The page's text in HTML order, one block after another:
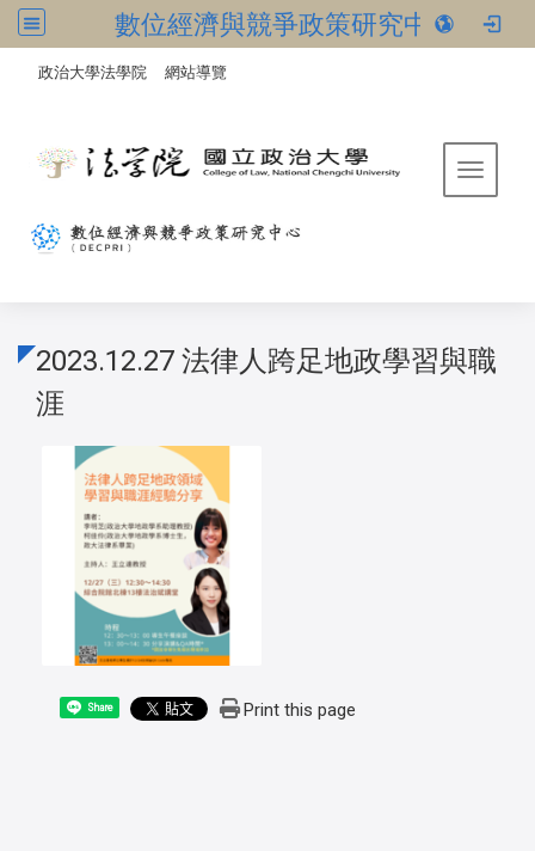
數位經濟與競爭政策研究中心
政治大學法學院 網站導覽
Toggle
2023.12.27 法律人跨足地政學習與職
涯
Share Print this page